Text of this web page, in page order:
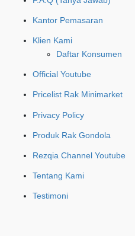
Kantor Pemasaran
Klien Kami
Daftar Konsumen
Official Youtube
Pricelist Rak Minimarket
Privacy Policy
Produk Rak Gondola
Rezqia Channel Youtube
Tentang Kami
Testimoni